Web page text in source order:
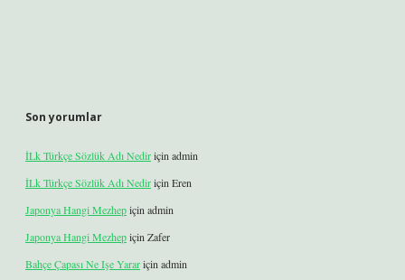
Son yorumlar
İLk Türkçe Sözlük Adı Nediriçin admin
İLk Türkçe Sözlük Adı Nediriçin Eren
Japonya Hangi Mezhepiçin admin
Japonya Hangi Mezhepiçin Zafer
Bahçe Çapası Ne Işe Yarariçin admin